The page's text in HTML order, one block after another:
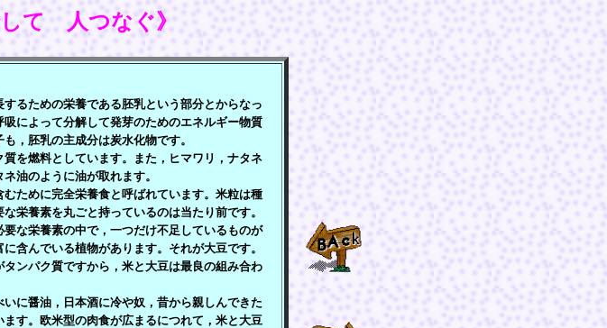
て 人つなぐ》
るための栄養である胚乳という部分とからなっ
によって分解して発芽のためのエネルギー物質
，胚乳の主成分は炭水化物です。
を燃料としています。また，ヒマワリ，ナタネ
油のように油が取れます。
ために完全栄養食と呼ばれています。米粒は種
栄養素を丸ごと持っているのは当たり前です。
な栄養素の中で，一つだけ不足しているものが
含んでいる植物があります。それが大豆です。
ンパク質ですから，米と大豆は最良の組み合わ
に醤油，日本酒に冷や奴，昔から親しんできた
す。欧米型の肉食が広まるにつれて，米と大豆